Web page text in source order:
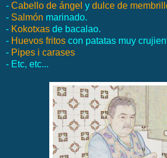
- Cabello de ángel y dulce de
- Salmón marinado.
- Kokotxas de bacalao.
- Huevos fritos con patatas muy
- Pipes i carases
- Etc, etc...